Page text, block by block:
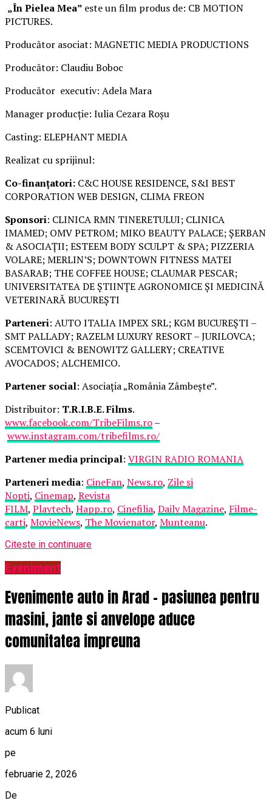
„În Pielea Mea” este un film produs de: CB MOTION
PICTURES.
Producător asociat: MAGNETIC MEDIA PRODUCTIONS
Producător: Claudiu Boboc
Producător executiv: Adela Mara
Manager producție: Iulia Cezara Roșu
Casting: ELEPHANT MEDIA
Realizat cu sprijinul:
Co-finanțatori: C&C HOUSE RESIDENCE, S&I BEST
CORPORATION WEB DESIGN, CLIMA FREON
Sponsori: CLINICA RMN TINERETULUI; CLINICA
IMAMED; OMV PETROM; MIKO BEAUTY PALACE; ȘERBAN
& ASOCIAȚII; ESTEEM BODY SCULPT & SPA; PIZZERIA
VOLARE; MERLIN’S; DOWNTOWN FITNESS MATEI
BASARAB; THE COFFEE HOUSE; CLAUMAR PESCAR;
UNIVERSITATEA DE ȘTIINȚE AGRONOMICE ȘI MEDICINĂ
VETERINARĂ BUCUREȘTI
Parteneri: AUTO ITALIA IMPEX SRL; KGM BUCUREȘTI –
SMT PALLADY; RAZELM LUXURY RESORT – JURILOVCA;
SCEMTOVICI & BENOWITZ GALLERY; CREATIVE
AVOCADOS; ALCHEMICO.
Partener social: Asociația „România Zâmbește”.
Distribuitor: T.R.I.B.E. Films.
www.facebook.com/TribeFilms.ro–
www.instagram.com/tribefilms.ro/
Partener media principal: VIRGIN RADIO ROMANIA
Parteneri media: CineFan, News.ro, Zile și
Nopți, Cinemap, Revista
FILM, Playtech, Happ.ro, Cinefilia, Daily Magazine, Filme-
carti, MovieNews, The Movienator, Munteanu.
Citeste in continuare
Eveniment
Evenimente auto in Arad – pasiunea pentru
masini, jante si anvelope aduce
comunitatea impreuna
Publicat
acum 6 luni
pe
februarie 2, 2026
De